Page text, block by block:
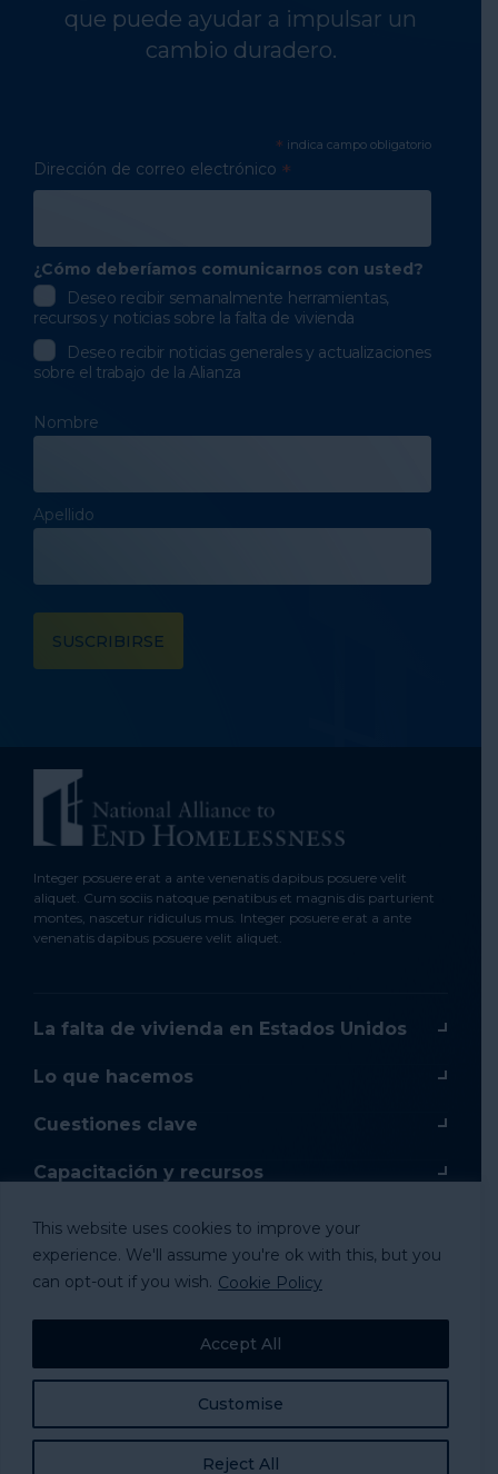
This website uses cookies to improve your
experience. We'll assume you're ok with this, but you
can opt-out if you wish. Cookie Policy
Customise
Reject All
Accept All
que puede ayudar a impulsar un
cambio duradero.
* indica campo obligatorio
Dirección de correo electrónico *
¿Cómo deberíamos comunicarnos con usted?
Deseo recibir semanalmente herramientas,
recursos y noticias sobre la falta de vivienda
Deseo recibir noticias generales y actualizaciones
sobre el trabajo de la Alianza
Nombre
Apellido
Integer posuere erat a ante venenatis dapibus posuere velit
aliquet. Cum sociis natoque penatibus et magnis dis parturient
montes, nascetur ridiculus mus. Integer posuere erat a ante
venenatis dapibus posuere velit aliquet.
La falta de vivienda en Estados Unidos
Lo que hacemos
Cuestiones clave
Capacitación y recursos
Capacitación en línea
Donar
Mercancía
Tomar acción